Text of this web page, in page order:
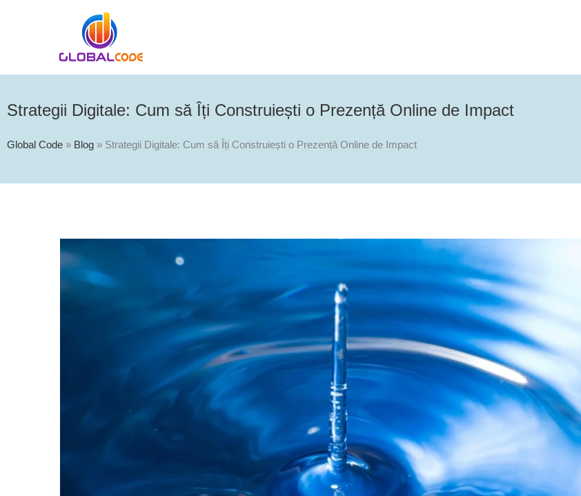
Strategii Digitale: Cum să Îți Construiești o Prezență Online de Impact
Global Code » Blog » Strategii Digitale: Cum să Îți Construiești o Prezență Online de Impact